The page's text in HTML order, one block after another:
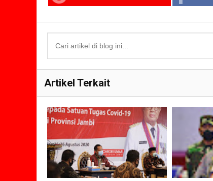
Artikel Terkait